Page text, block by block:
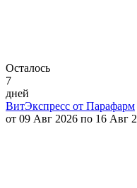
Осталось
7
дней
ВитЭкспресс от Парафарм
от 09 Авг 2026 по 16 Авг